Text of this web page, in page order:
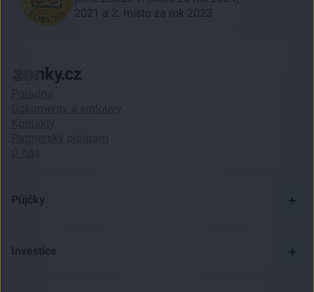
2021 a 2. místo za rok 2023
Půjčky
Pojištění
Investice